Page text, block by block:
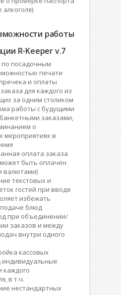
работы
R-Keeper v.7
по посадочным
печати
и оплаты
для каждого из
за одним столиком
работы с будущими
заказами,
о
мероприятиях в
оплата заказа
быть оплачен
валютами)
текстовых и
гостей при вводе
избежать
блюд
при объединении/
заказов и между
внутри одного
кассовых
индивидуальные
каждого
в т.ч.
нестандартных